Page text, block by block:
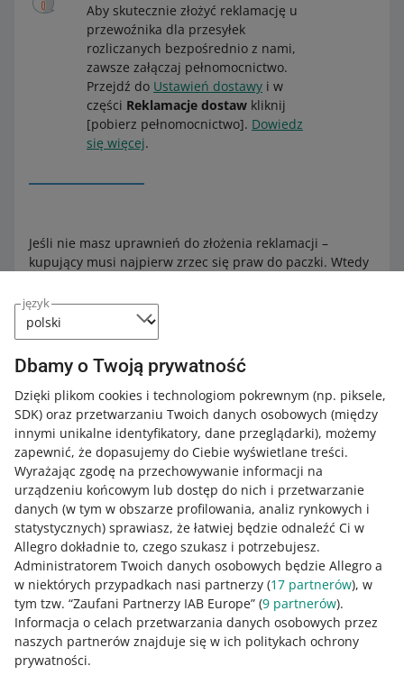
język
Dbamy o Twoją prywatność
Dzięki plikom cookies i technologiom pokrewnym (np. piksele,
SDK) oraz przetwarzaniu Twoich danych osobowych (między
innymi unikalne identyfikatory, dane przeglądarki), możemy
zapewnić, że dopasujemy do Ciebie wyświetlane treści.
Wyrażając zgodę na przechowywanie informacji na
urządzeniu końcowym lub dostęp do nich i przetwarzanie
danych (w tym w obszarze profilowania, analiz rynkowych i
statystycznych) sprawiasz, że łatwiej będzie odnaleźć Ci w
Allegro dokładnie to, czego szukasz i potrzebujesz.
Administratorem Twoich danych osobowych będzie Allegro a
w niektórych przypadkach nasi partnerzy (17 partnerów), w
tym tzw. “Zaufani Partnerzy IAB Europe” (9 partnerów).
Informacja o celach przetwarzania danych osobowych przez
naszych partnerów znajduje się w ich politykach ochrony
prywatności.
Aby skutecznie złożyć reklamację u
przewoźnika dla przesyłek
rozliczanych bezpośrednio z nami,
zawsze załączaj pełnomocnictwo.
Przejdź do Ustawień dostawy i w
części Reklamacje dostaw kliknij
[pobierz pełnomocnictwo]. Dowiedz
się więcej.
Jeśli nie masz uprawnień do złożenia reklamacji –
kupujący musi najpierw zrzec się praw do paczki. Wtedy
Poszerz wiedzę z Akademią Allegro
Sprawdź bezpłatne kursy, webinary i podcasty.
Wszystkie (2) Szybkie wskazówki (2)
SZYBKA WSKAZÓWKA 4 MIN
Jak rozliczyć dostawę na Allegro?
SZYBKA WSKAZÓWKA 3 MIN
Ile zapłacisz za zwrot nieodebranej
przesyłki zagranicznej?